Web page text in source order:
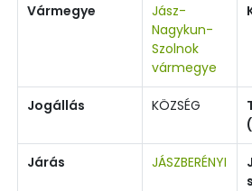
Vármegye
Jász-
Nagykun-
Szolnok
vármegye
Jogállás KÖZSÉG
Járás JÁSZBERÉNYI